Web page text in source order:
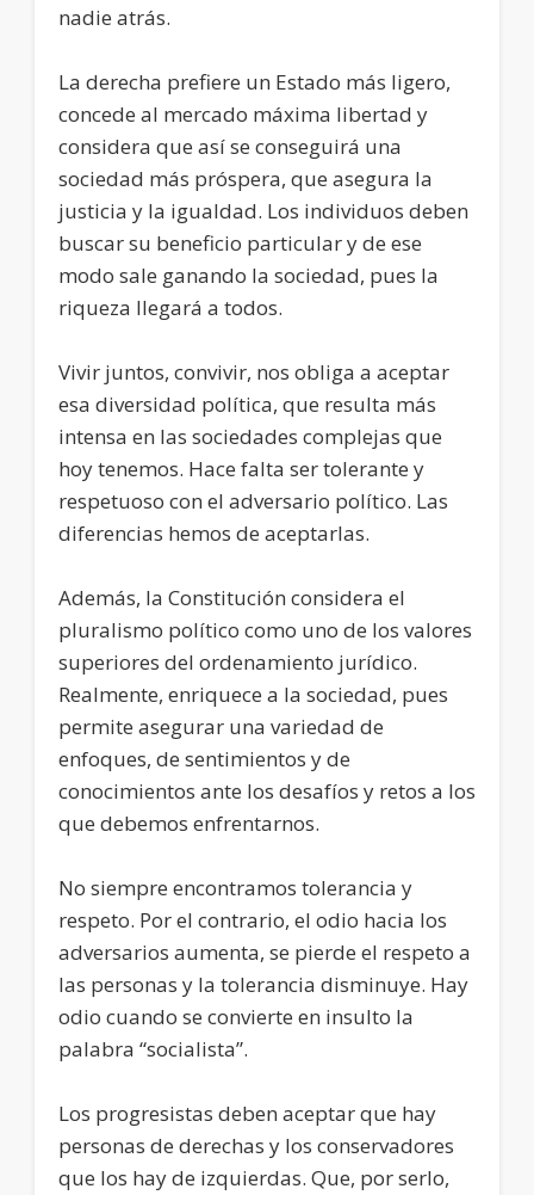
nadie atrás.
La derecha prefiere un Estado más ligero,
concede al mercado máxima libertad y
considera que así se conseguirá una
sociedad más próspera, que asegura la
justicia y la igualdad. Los individuos deben
buscar su beneficio particular y de ese
modo sale ganando la sociedad, pues la
riqueza llegará a todos.
Vivir juntos, convivir, nos obliga a aceptar
esa diversidad política, que resulta más
intensa en las sociedades complejas que
hoy tenemos. Hace falta ser tolerante y
respetuoso con el adversario político. Las
diferencias hemos de aceptarlas.
Además, la Constitución considera el
pluralismo político como uno de los valores
superiores del ordenamiento jurídico.
Realmente, enriquece a la sociedad, pues
permite asegurar una variedad de
enfoques, de sentimientos y de
conocimientos ante los desafíos y retos a los
que debemos enfrentarnos.
No siempre encontramos tolerancia y
respeto. Por el contrario, el odio hacia los
adversarios aumenta, se pierde el respeto a
las personas y la tolerancia disminuye. Hay
odio cuando se convierte en insulto la
palabra “socialista”.
Los progresistas deben aceptar que hay
personas de derechas y los conservadores
que los hay de izquierdas. Que, por serlo,